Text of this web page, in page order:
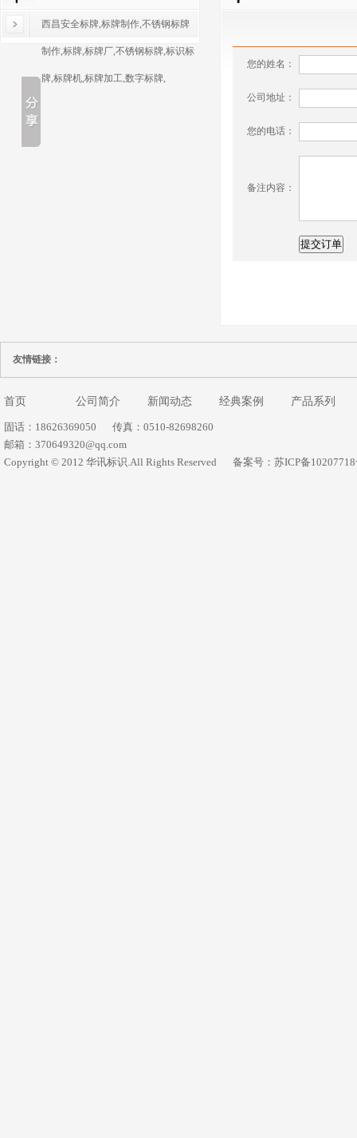
西昌安全标牌,标牌制作,不锈钢标牌
制作,标牌,标牌厂,不锈钢标牌,标识标
牌,标牌机,标牌加工,数字标牌,
您的姓名：
公司地址：
您的电话：
备注内容：
友情链接：
首页 公司简介 新闻动态 经典案例 产品系列
固话：18626369050
传真：0510-82698260
邮箱：370649320@qq.com
Copyright © 2012 华讯标识.All Rights Reserved
备案号：苏ICP备